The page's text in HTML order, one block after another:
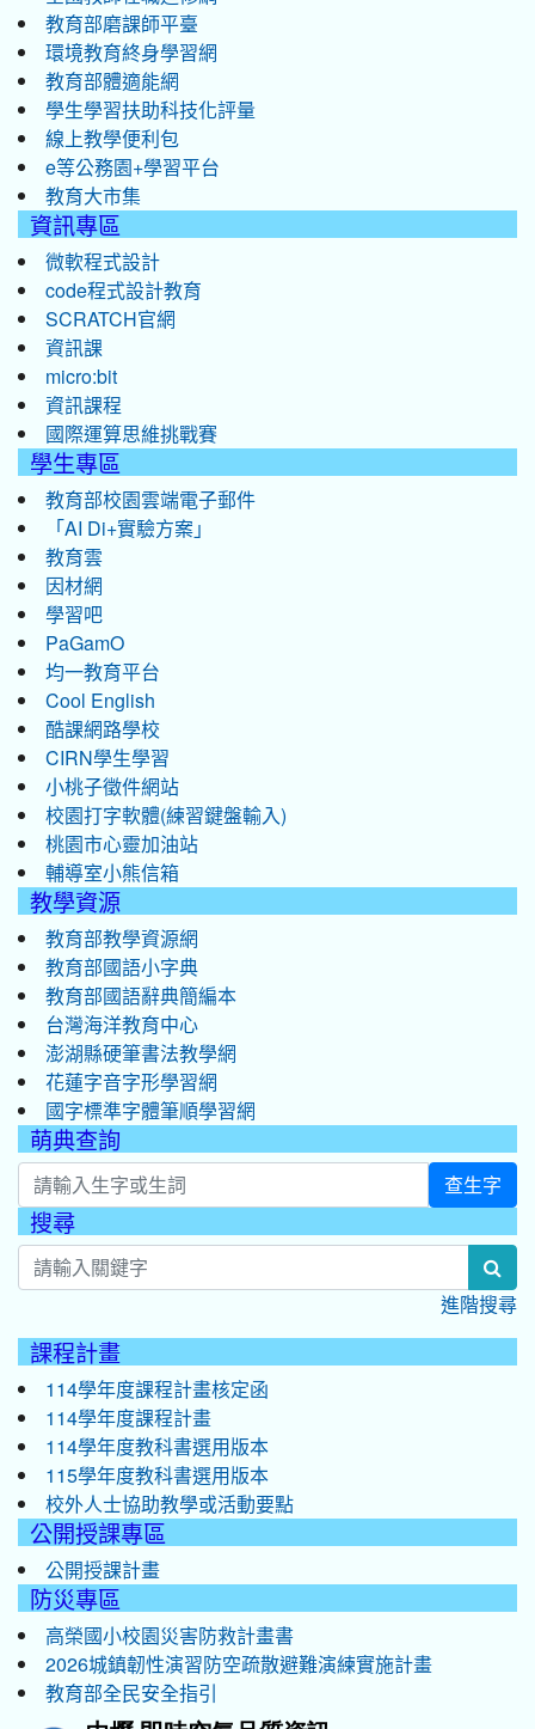
教育部磨課師平臺
環境教育終身學習網
教育部體適能網
學生學習扶助科技化評量
線上教學便利包
e等公務園+學習平台
教育大市集
資訊專區
微軟程式設計
code程式設計教育
SCRATCH官網
資訊課
micro:bit
資訊課程
國際運算思維挑戰賽
學生專區
教育部校園雲端電子郵件
「AI Di+實驗方案」
教育雲
因材網
學習吧
PaGamO
均一教育平台
Cool English
酷課網路學校
CIRN學生學習
小桃子徵件網站
校園打字軟體(練習鍵盤輸入)
桃園市心靈加油站
輔導室小熊信箱
教學資源
教育部教學資源網
教育部國語小字典
教育部國語辭典簡編本
台灣海洋教育中心
澎湖縣硬筆書法教學網
花蓮字音字形學習網
國字標準字體筆順學習網
萌典查詢
查生字
搜尋
進階搜尋
課程計畫
114學年度課程計畫核定函
114學年度課程計畫
114學年度教科書選用版本
115學年度教科書選用版本
校外人士協助教學或活動要點
公開授課專區
公開授課計畫
防災專區
高榮國小校園災害防救計畫書
2026城鎮韌性演習防空疏散避難演練實施計畫
教育部全民安全指引